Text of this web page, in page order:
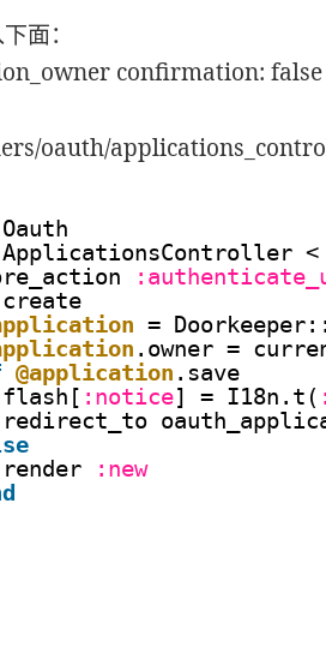
面：
confirmation: false
oauth/
Oauth
ApplicationsController
create
=
.owner =
@application .save
flash[ :notice] = I18n.t(
redirect_to
render
:new